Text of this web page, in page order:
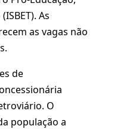
As
as vagas não
de
O
população a